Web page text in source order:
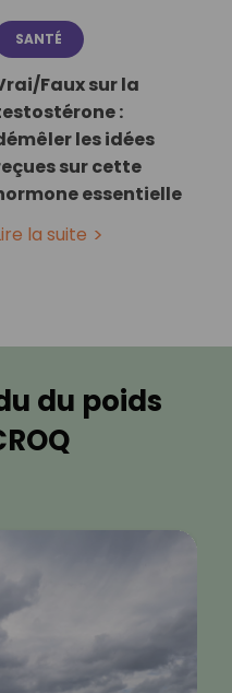
SANTÉ
Faux sur la
:
les idées
sur cette
essentielle
la suite
du poids